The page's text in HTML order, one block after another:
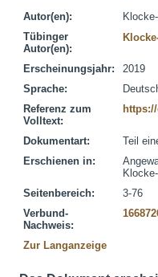
Autor(en):
Tübinger
Autor(en):
Erscheinungsjahr:
2019
Sprache:
Referenz zum
Volltext:
Dokumentart:
Teil
Erschienen in:
Seitenbereich:
3-76
Verbund-
Nachweis:
Zur Langanzeige